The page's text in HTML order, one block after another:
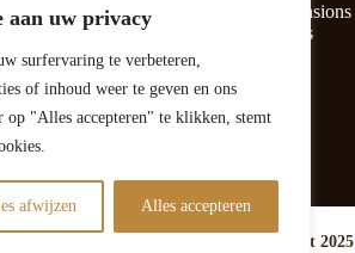
aan uw privacy
surfervaring te verbeteren,
of inhoud weer te geven en ons
op "Alles accepteren" te klikken, stemt
afwijzen Alles accepteren
Hairextensions
Over Ons
Contact
Copyright 2025